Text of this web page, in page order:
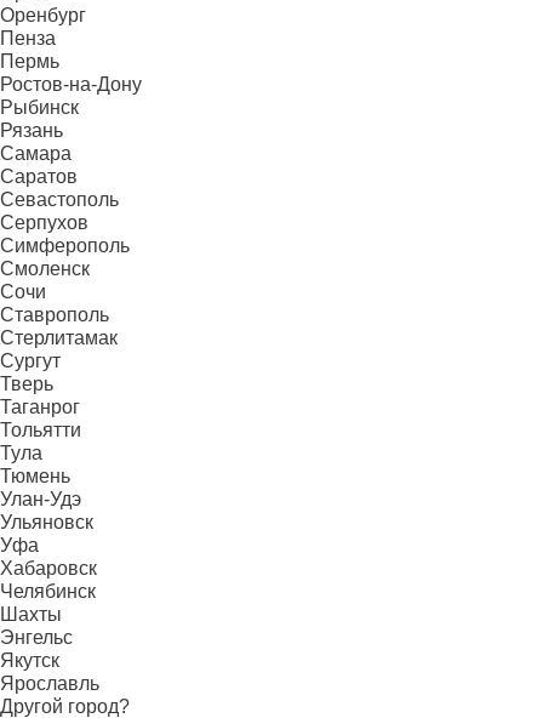
Оренбург
Пенза
Пермь
Ростов-на-Дону
Рыбинск
Рязань
Самара
Саратов
Севастополь
Серпухов
Симферополь
Смоленск
Сочи
Ставрополь
Стерлитамак
Сургут
Тверь
Таганрог
Тольятти
Тула
Тюмень
Улан-Удэ
Ульяновск
Уфа
Хабаровск
Челябинск
Шахты
Энгельс
Якутск
Ярославль
Другой город?